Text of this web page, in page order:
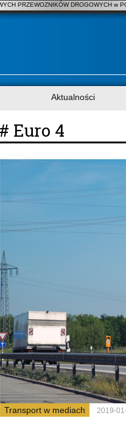
PRZEWOZNIKÓW DROGOWYCH w
Aktualności
# Euro 4
Transport w mediach 2019-